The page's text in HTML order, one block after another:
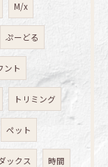
M/x
ぷーどる
ント
トリミング
ペット
ックス 時間